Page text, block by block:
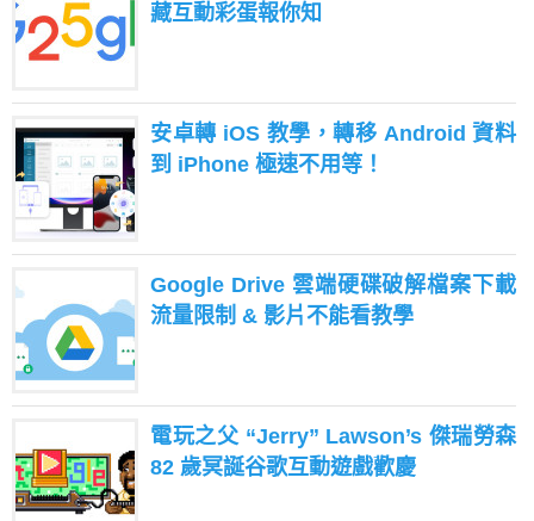
藏互動彩蛋報你知
安卓轉 iOS 教學，轉移 Android 資料
到 iPhone 極速不用等！
Google Drive 雲端硬碟破解檔案下載
流量限制 & 影片不能看教學
電玩之父 “Jerry” Lawson’s 傑瑞勞森
82 歲冥誕谷歌互動遊戲歡慶